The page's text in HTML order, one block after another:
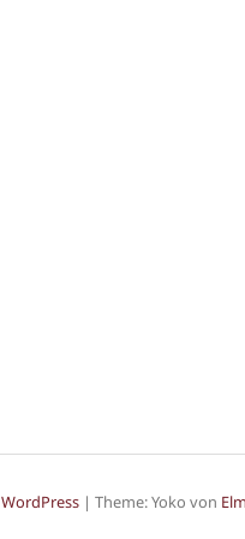
WordPress | Theme: Yoko von